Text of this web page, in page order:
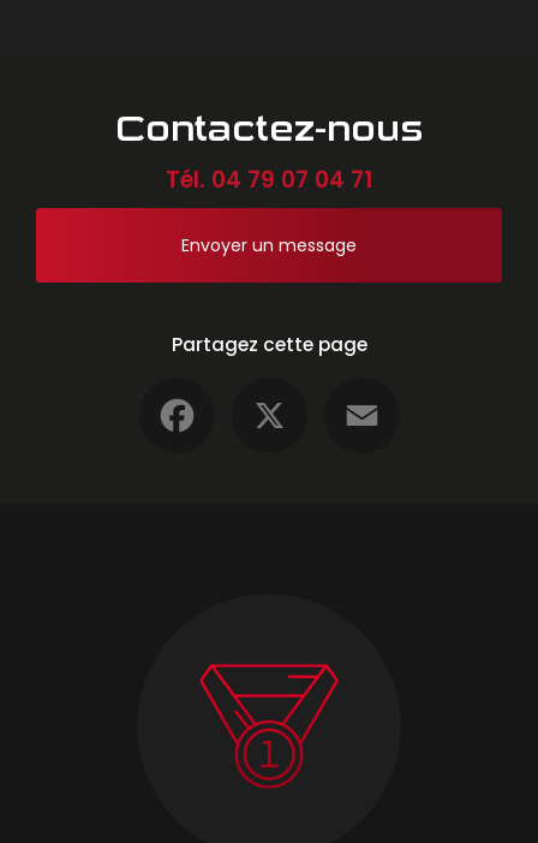
Contactez-nous
Tél. 04 79 07 04 71
Envoyer un message
Partagez cette page